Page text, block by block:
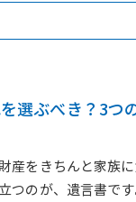
選ぶべき？3つ
産をきちんと家族
つのが、遺言書で